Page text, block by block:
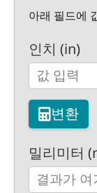
아래 필드에
인치 (in)
변환
밀리미터